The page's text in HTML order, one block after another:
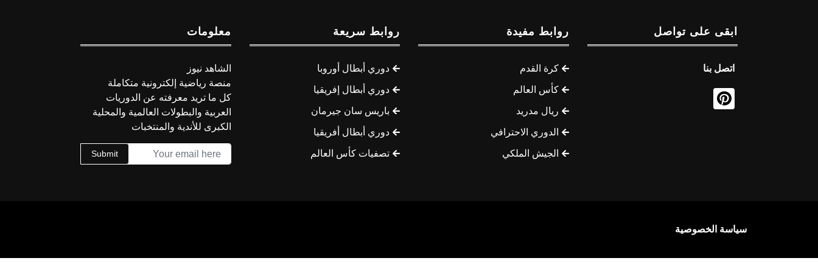
ابقى على تواصل
اتصل بنا
روابط مفيدة
كرة القدم
كأس العالم
ريال مدريد
الدوري الاحترافي
الجيش الملكي
روابط سريعة
دوري أبطال أوروبا
دوري أبطال إفريقيا
باريس سان جيرمان
دوري أبطال أفريقيا
تصفيات كأس العالم
معلومات
الشاهد نيوز
منصة رياضية إلكترونية متكاملة
كل ما تريد معرفته عن الدوريات
العربية والبطولات العالمية والمحلية
الكبرى للأندية والمنتخبات
Submit
سياسة الخصوصية